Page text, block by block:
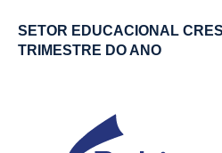
SETOR EDUCACIONAL
TRIMESTRE DO ANO